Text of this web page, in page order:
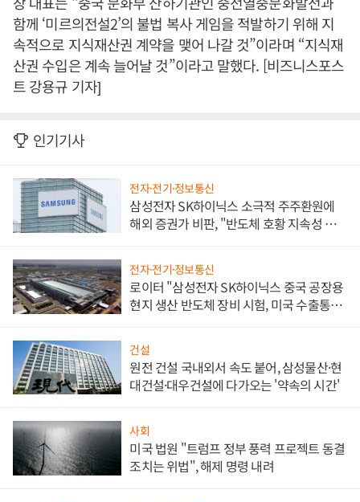
함께 ‘미르의전설2’의 불법 복사 게임을 적발하기 위해 지
속적으로 지식재산권 계약을 맺어 나갈 것”이라며 “지식재
산권 수입은 계속 늘어날 것”이라고 말했다. [비즈니스포스
트 강용규 기자]
인기기사
전자·전기·정보통신
삼성전자 SK하이닉스 소극적 주주환원에
해외 증권가 비판, "반도체 호황 지속성 의
전자·전기·정보통신
로이터 "삼성전자 SK하이닉스 중국 공장용
현지 생산 반도체 장비 시험, 미국 수출통제
건설
원전 건설 국내외서 속도 붙어, 삼성물산·현
대건설·대우건설에 다가오는 '약속의 시간'
사회
미국 법원 "트럼프 정부 풍력 프로젝트 동결
조치는 위법", 해제 명령 내려